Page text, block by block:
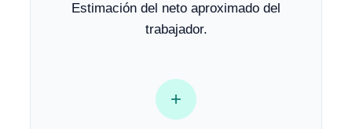
Estimación del neto aproximado del
trabajador.
+